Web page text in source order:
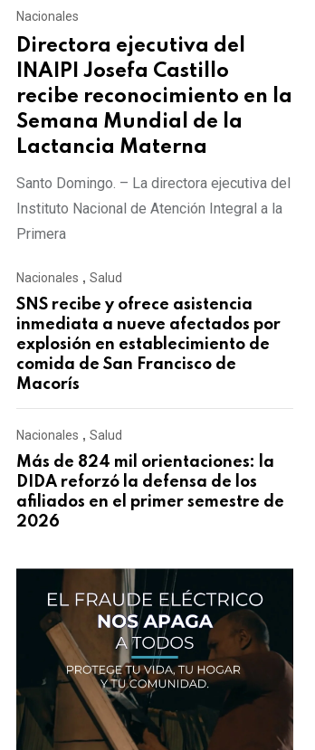
Nacionales
Directora ejecutiva del
INAIPI Josefa Castillo
recibe reconocimiento en la
Semana Mundial de la
Lactancia Materna
Santo Domingo. – La directora ejecutiva del
Instituto Nacional de Atención Integral a la
Primera
Nacionales , Salud
SNS recibe y ofrece asistencia
inmediata a nueve afectados por
explosión en establecimiento de
comida de San Francisco de
Macorís
Nacionales , Salud
Más de 824 mil orientaciones: la
DIDA reforzó la defensa de los
afiliados en el primer semestre de
2026